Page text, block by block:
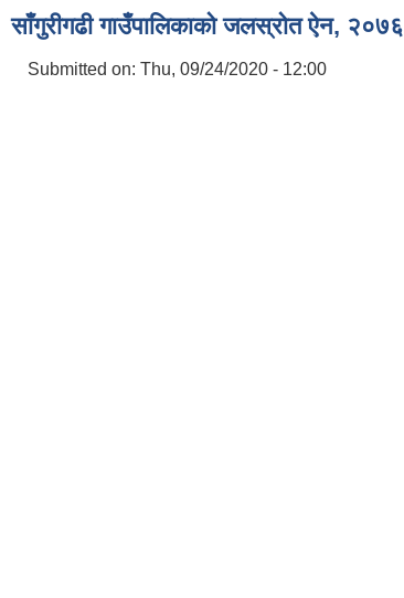
साँगुरीगढी गाउँपालिकाको जलस्रोत ऐन, २०७६
Submitted on: Thu, 09/24/2020 - 12:00